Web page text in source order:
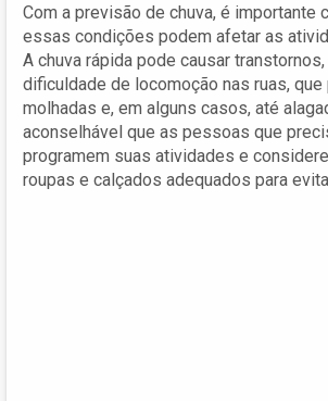
Com a previsão de chuva, é importante
essas condições podem afetar as
A chuva rápida pode causar
dificuldade de locomoção nas ruas,
molhadas e, em alguns casos, até
aconselhável que as pessoas que
programem suas atividades e
roupas e calçados adequados para